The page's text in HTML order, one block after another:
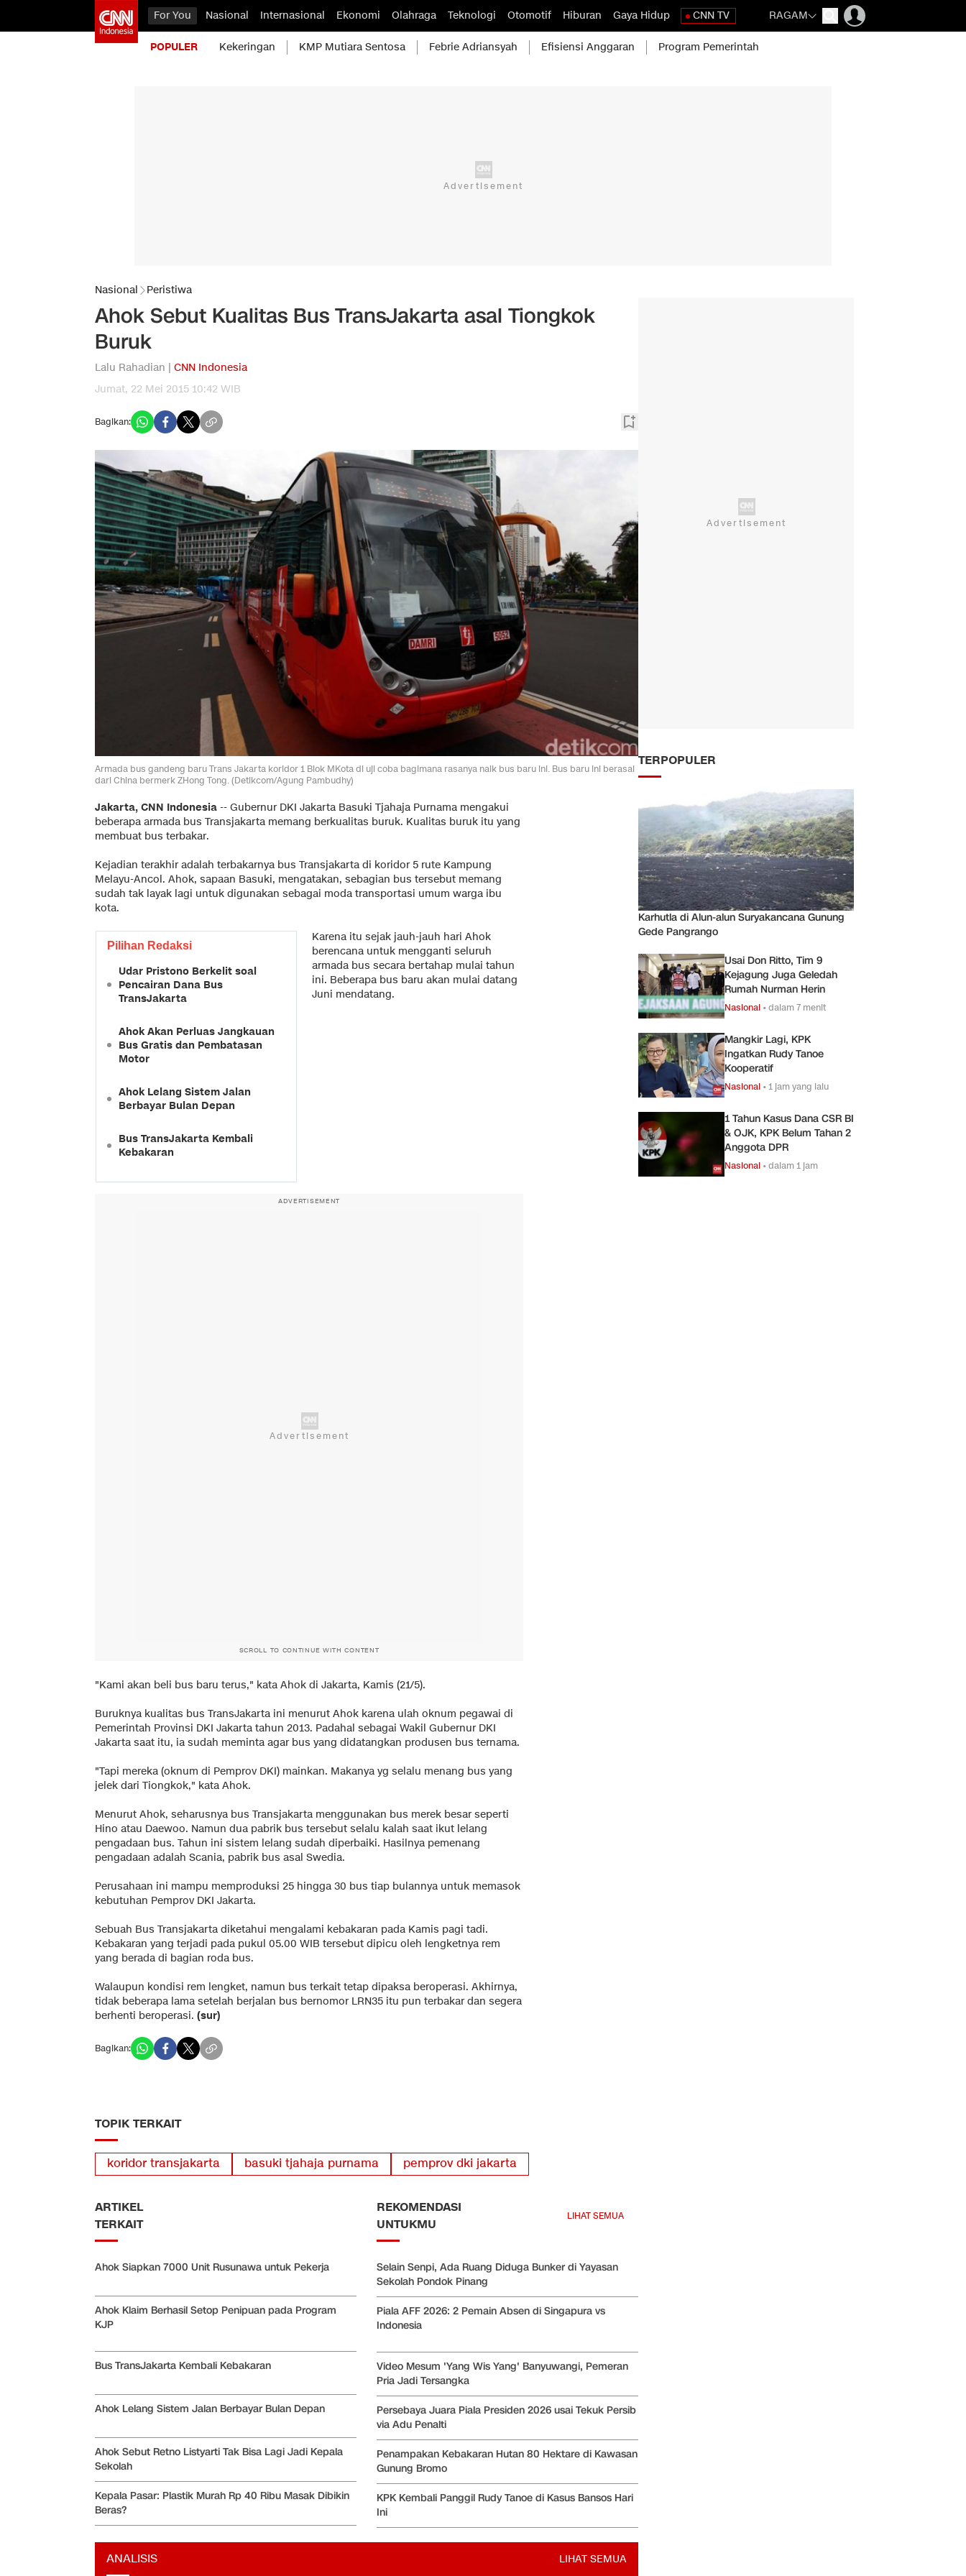
For You Nasional Internasional Ekonomi Olahraga Teknologi Otomotif Hiburan Gaya Hidup CNN TV RAGAM
POPULER Kekeringan KMP Mutiara Sentosa Febrie Adriansyah Efisiensi Anggaran Program Pemerintah
Nasional Peristiwa
Ahok Sebut Kualitas Bus TransJakarta asal Tiongkok
Buruk
Lalu Rahadian | CNN Indonesia
Jumat, 22 Mei 2015 10:42 WIB
Bagikan:
Armada bus gandeng baru Trans Jakarta koridor 1 Blok MKota di uji coba bagimana rasanya naik bus baru ini. Bus baru ini berasal
dari China bermerk ZHong Tong. (Detikcom/Agung Pambudhy)
Jakarta, CNN Indonesia -- Gubernur DKI Jakarta Basuki Tjahaja Purnama mengakui
beberapa armada bus Transjakarta memang berkualitas buruk. Kualitas buruk itu yang
membuat bus terbakar.
Kejadian terakhir adalah terbakarnya bus Transjakarta di koridor 5 rute Kampung
Melayu-Ancol. Ahok, sapaan Basuki, mengatakan, sebagian bus tersebut memang
sudah tak layak lagi untuk digunakan sebagai moda transportasi umum warga ibu
kota.
Pilihan Redaksi
Udar Pristono Berkelit soal
Pencairan Dana Bus
TransJakarta
Ahok Akan Perluas Jangkauan
Bus Gratis dan Pembatasan
Motor
Ahok Lelang Sistem Jalan
Berbayar Bulan Depan
Bus TransJakarta Kembali
Kebakaran
Karena itu sejak jauh-jauh hari Ahok
berencana untuk mengganti seluruh
armada bus secara bertahap mulai tahun
ini. Beberapa bus baru akan mulai datang
Juni mendatang.
ADVERTISEMENT
SCROLL TO CONTINUE WITH CONTENT
"Kami akan beli bus baru terus," kata Ahok di Jakarta, Kamis (21/5).
Buruknya kualitas bus TransJakarta ini menurut Ahok karena ulah oknum pegawai di
Pemerintah Provinsi DKI Jakarta tahun 2013. Padahal sebagai Wakil Gubernur DKI
Jakarta saat itu, ia sudah meminta agar bus yang didatangkan produsen bus ternama.
"Tapi mereka (oknum di Pemprov DKI) mainkan. Makanya yg selalu menang bus yang
jelek dari Tiongkok," kata Ahok.
Menurut Ahok, seharusnya bus Transjakarta menggunakan bus merek besar seperti
Hino atau Daewoo. Namun dua pabrik bus tersebut selalu kalah saat ikut lelang
pengadaan bus. Tahun ini sistem lelang sudah diperbaiki. Hasilnya pemenang
pengadaan adalah Scania, pabrik bus asal Swedia.
Perusahaan ini mampu memproduksi 25 hingga 30 bus tiap bulannya untuk memasok
kebutuhan Pemprov DKI Jakarta.
Sebuah Bus Transjakarta diketahui mengalami kebakaran pada Kamis pagi tadi.
Kebakaran yang terjadi pada pukul 05.00 WIB tersebut dipicu oleh lengketnya rem
yang berada di bagian roda bus.
Walaupun kondisi rem lengket, namun bus terkait tetap dipaksa beroperasi. Akhirnya,
tidak beberapa lama setelah berjalan bus bernomor LRN35 itu pun terbakar dan segera
berhenti beroperasi. (sur)
Bagikan:
TOPIK TERKAIT
koridor transjakarta basuki tjahaja purnama pemprov dki jakarta
ARTIKEL
TERKAIT
Ahok Siapkan 7000 Unit Rusunawa untuk Pekerja
Ahok Klaim Berhasil Setop Penipuan pada Program
KJP
Bus TransJakarta Kembali Kebakaran
Ahok Lelang Sistem Jalan Berbayar Bulan Depan
Ahok Sebut Retno Listyarti Tak Bisa Lagi Jadi Kepala
Sekolah
Kepala Pasar: Plastik Murah Rp 40 Ribu Masak Dibikin
Beras?
REKOMENDASI
UNTUKMU
LIHAT SEMUA
Selain Senpi, Ada Ruang Diduga Bunker di Yayasan
Sekolah Pondok Pinang
Piala AFF 2026: 2 Pemain Absen di Singapura vs
Indonesia
Video Mesum 'Yang Wis Yang' Banyuwangi, Pemeran
Pria Jadi Tersangka
Persebaya Juara Piala Presiden 2026 usai Tekuk Persib
via Adu Penalti
Penampakan Kebakaran Hutan 80 Hektare di Kawasan
Gunung Bromo
ANALISIS LIHAT SEMUA
TERPOPULER
Karhutla di Alun-alun Suryakancana Gunung
Gede Pangrango
Usai Don Ritto, Tim 9
Kejagung Juga Geledah
Rumah Nurman Herin
Nasional •dalam 7 menit
Mangkir Lagi, KPK
Ingatkan Rudy Tanoe
Kooperatif
Nasional •1 jam yang lalu
1 Tahun Kasus Dana CSR BI
& OJK, KPK Belum Tahan 2
Anggota DPR
Nasional •dalam 1 jam